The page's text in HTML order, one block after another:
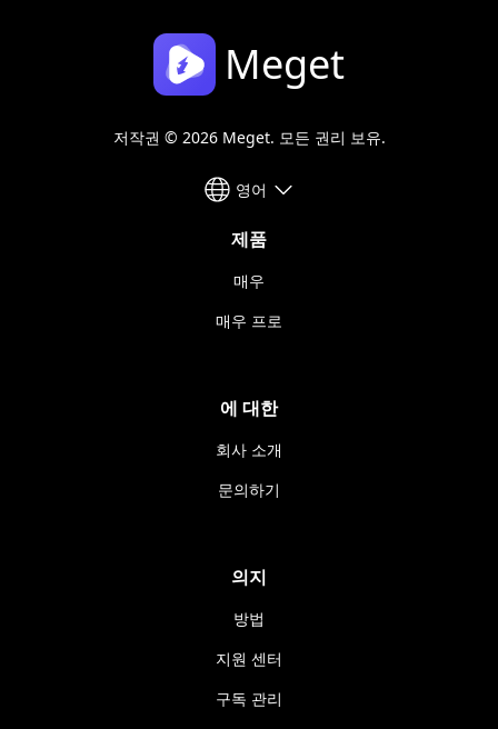
Meget
저작권 © 2026 Meget. 모든 권리 보유.
영어
제품
매우
매우 프로
에 대한
회사 소개
문의하기
의지
방법
지원 센터
구독 관리